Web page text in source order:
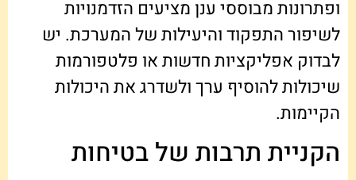
ופתרונות מבוססי ענן מציעים הזדמנויות
לשיפור התפקוד והיעילות של המערכת. יש
לבדוק אפליקציות חדשות או פלטפורמות
שיכולות להוסיף ערך ולשדרג את היכולות
הקיימות.
הקניית תרבות של בטיחות